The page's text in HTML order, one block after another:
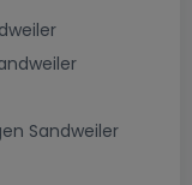
Sandweiler